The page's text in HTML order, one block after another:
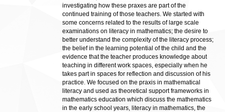
investigating how these praxes are part of the
continued training of those teachers. We started with
some concerns related to the results of large scale
examinations on literacy in mathematics; the desire to
better understand the complexity of the literacy process;
the belief in the learning potential of the child and the
evidence that the teacher produces knowledge about
teaching in different work spaces, especially when he
takes part in spaces for reflection and discussion of his
practice. We focused on the praxis in mathematical
literacy and used as theoretical support frameworks in
mathematics education which discuss the mathematics
in the early school years, literacy in mathematics, the